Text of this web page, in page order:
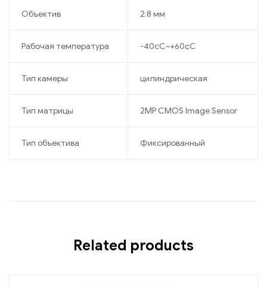
Объектив 2.8 мм
Рабочая температура -40cC~+60cC
Тип камеры цилиндрическая
Тип матрицы 2MP CMOS Image Sensor
Тип объектива Фиксированный
Related products